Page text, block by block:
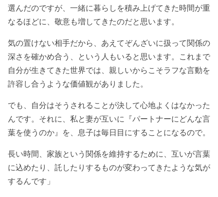
選んだのですが、一緒に暮らしを積み上げてきた時間が重
なるほどに、敬意も増してきたのだと思います。
気の置けない相手だから、あえてぞんざいに扱って関係の
深さを確かめ合う、という人もいると思います。これまで
自分が生きてきた世界では、親しいからこそラフな言動を
許容し合うような価値観がありました。
でも、自分はそうされることが決して心地よくはなかった
んです。それに、私と妻が互いに『パートナーにどんな言
葉を使うのか』を、息子は毎日目にすることになるので。
長い時間、家族という関係を維持するために、互いが言葉
に込めたり、託したりするものが変わってきたような気が
するんです」